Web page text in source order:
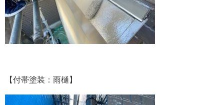
【付帯塗装：雨樋】